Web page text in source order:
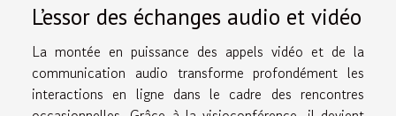
L’essor des échanges audio et vidéo
La montée en puissance des appels vidéo et de la
communication audio transforme profondément les
interactions en ligne dans le cadre des rencontres